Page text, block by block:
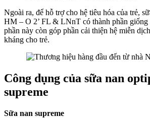
Ngoài ra, để hỗ trợ cho hệ tiêu hóa của trẻ,
HM – O 2’ FL & LNnT có thành phần giống
phần này còn góp phần cải thiện hệ miễn
kháng cho trẻ.
Công dụng của sữa nan
supreme
Sữa nan supreme